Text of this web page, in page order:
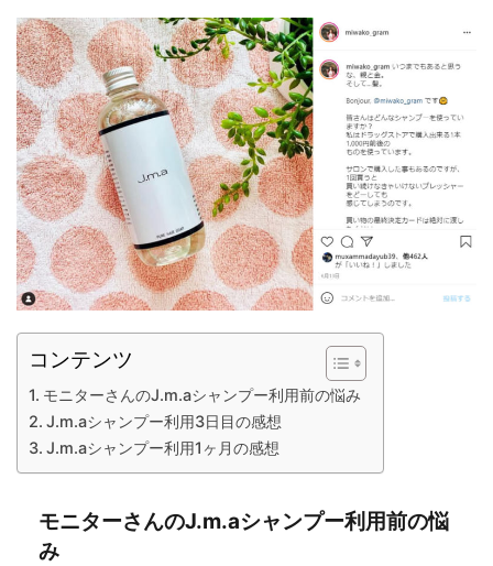
コンテンツ
モニターさんのJ.m.aシャンプー利用前の悩み
J.m.aシャンプー利用3日目の感想
J.m.aシャンプー利用1ヶ月の感想
モニターさんのJ.m.aシャンプー利用前の悩
み